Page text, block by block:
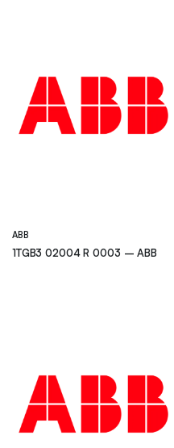
ABB
1TGB3 02004 R 0003 – ABB